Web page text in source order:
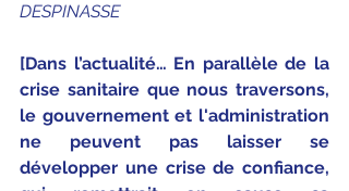
DESPINASSE
[Dans l’actualité… En parallèle de la
crise sanitaire que nous traversons,
le gouvernement et l'administration
ne peuvent pas laisser se
développer une crise de confiance,